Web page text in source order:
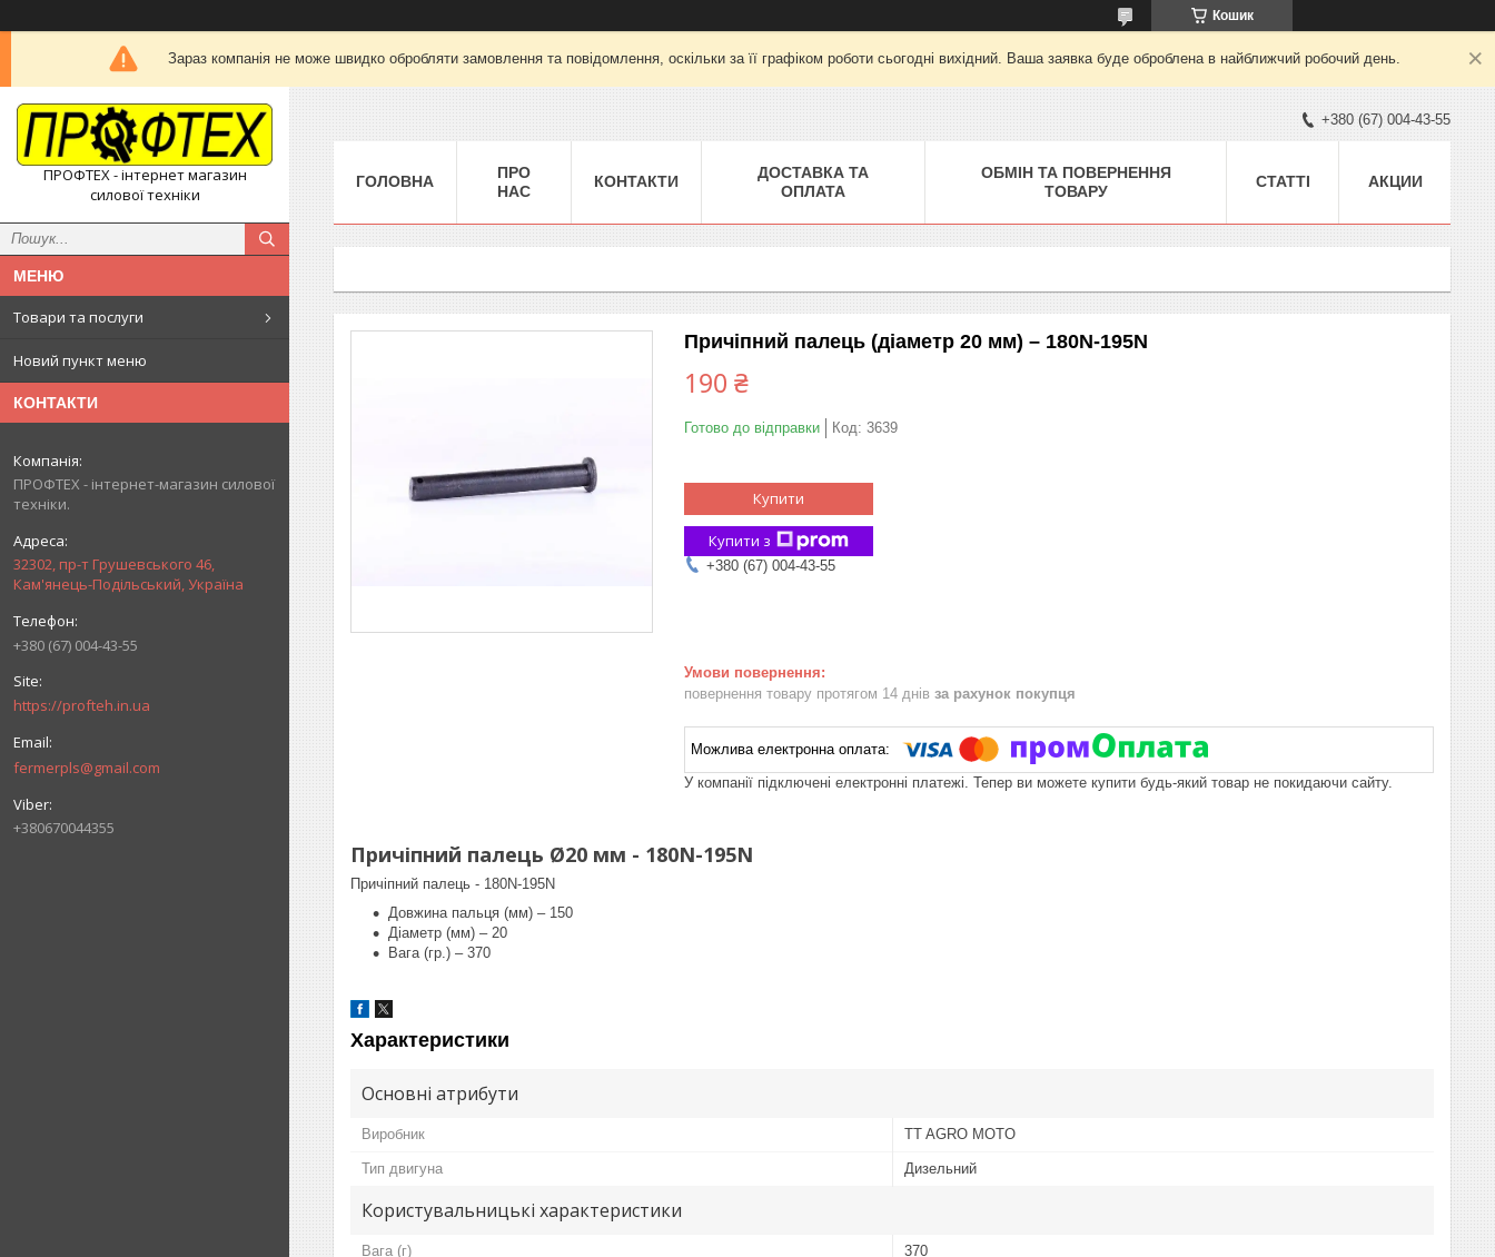
Кошик
Зараз компанія не може швидко обробляти замовлення та повідомлення, оскільки за її графіком роботи сьогодні вихідний. Ваша заявка буде оброблена в найближчий робочий день.
ПРОФТЕХ - інтернет магазин
силової техніки
Товари та послуги
Новий пункт меню
КОНТАКТИ
ПРОФТЕХ - інтернет-магазин силової
техніки.
32302, пр-т Грушевського 46,
Кам'янець-Подільський, Україна
+380 (67) 004-43-55
https://profteh.in.ua
fermerpls@gmail.com
+380670044355
+380 (67) 004-43-55
ГОЛОВНА
ПРО
НАС
КОНТАКТИ
ДОСТАВКА ТА
ОПЛАТА
ОБМІН ТА ПОВЕРНЕННЯ
ТОВАРУ
СТАТТІ АКЦИИ
Причіпний палець (діаметр 20 мм) – 180N-195N
190 ₴
Готово до відправки Код: 3639
Купити
Купити з
+380 (67) 004-43-55
повернення товару протягом 14 днів за рахунок покупця
У компанії підключені електронні платежі. Тепер ви можете купити будь-який товар не покидаючи сайту.
Причіпний палець Ø20 мм - 180N-195N
Причіпний палець - 180N-195N
Довжина пальця (мм) – 150
Діаметр (мм) – 20
Вага (гр.) – 370
Характеристики
Основні атрибути
Виробник TT AGRO MOTO
Тип двигуна Дизельний
Користувальницькі характеристики
Вага (г) 370